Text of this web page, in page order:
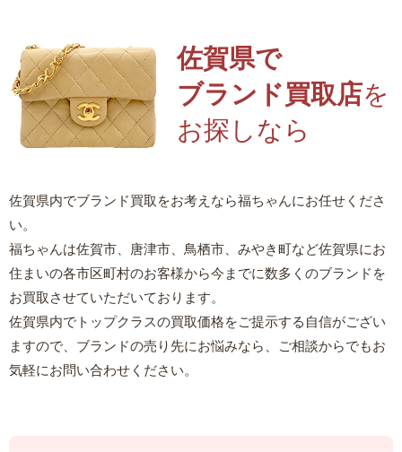
佐賀県で
ブランド買取店を
お探しなら
佐賀県内でブランド買取をお考えなら福ちゃんにお任せくださ
い。
福ちゃんは佐賀市、唐津市、鳥栖市、みやき町など佐賀県にお
住まいの各市区町村のお客様から今までに数多くのブランドを
お買取させていただいております。
佐賀県内でトップクラスの買取価格をご提示する自信がござい
ますので、ブランドの売り先にお悩みなら、ご相談からでもお
気軽にお問い合わせください。